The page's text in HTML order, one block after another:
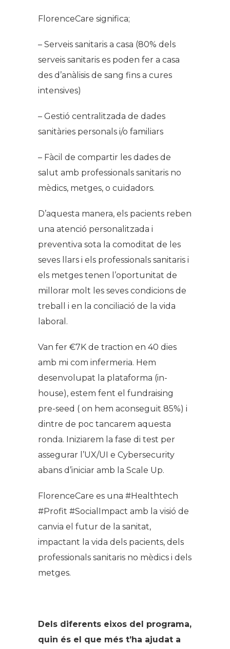
FlorenceCare significa;
– Serveis sanitaris a casa (80% dels
serveis sanitaris es poden fer a casa
des d’anàlisis de sang fins a cures
intensives)
– Gestió centralitzada de dades
sanitàries personals i/o familiars
– Fàcil de compartir les dades de
salut amb professionals sanitaris no
mèdics, metges, o cuidadors.
D’aquesta manera, els pacients reben
una atenció personalitzada i
preventiva sota la comoditat de les
seves llars i els professionals sanitaris i
els metges tenen l’oportunitat de
millorar molt les seves condicions de
treball i en la conciliació de la vida
laboral.
Van fer €7K de traction en 40 dies
amb mi com infermeria. Hem
desenvolupat la plataforma (in-
house), estem fent el fundraising
pre-seed ( on hem aconseguit 85%) i
dintre de poc tancarem aquesta
ronda. Iniziarem la fase di test per
assegurar l’UX/UI e Cybersecurity
abans d’iniciar amb la Scale Up.
FlorenceCare es una #Healthtech
#Profit #SocialImpact amb la visió de
canvia el futur de la sanitat,
impactant la vida dels pacients, dels
professionals sanitaris no mèdics i dels
metges.
Dels diferents eixos del programa,
quin és el que més t’ha ajudat a